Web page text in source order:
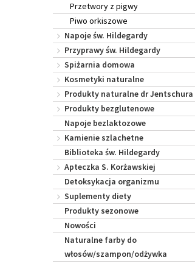
Przetwory z pigwy
Piwo orkiszowe
Napoje św. Hildegardy
Przyprawy św. Hildegardy
Spiżarnia domowa
Kosmetyki naturalne
Produkty naturalne dr Jentschura
Produkty bezglutenowe
Napoje bezlaktozowe
Kamienie szlachetne
Biblioteka św. Hildegardy
Apteczka S. Korżawskiej
Detoksykacja organizmu
Suplementy diety
Produkty sezonowe
Nowości
Naturalne farby do
włosów/szampon/odżywka